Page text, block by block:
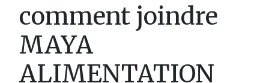
comment joindre
MAYA
ALIMENTATION